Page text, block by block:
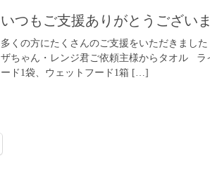
いつもご支援ありがとうござい
多くの方にたくさんのご支援をいただきまし
ザちゃん・レンジ君ご依頼主様からタオル ラ
ード1袋、ウェットフード1箱 […]